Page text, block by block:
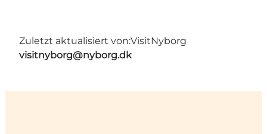
Zuletzt aktualisiert von:VisitNyborg
visitnyborg@nyborg.dk